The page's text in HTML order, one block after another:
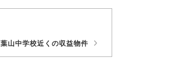
葉山中学校近くの収益物件